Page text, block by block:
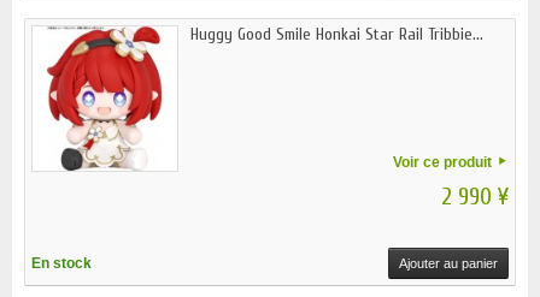
Huggy Good Smile Honkai Star Rail Tribbie...
Voir ce produit
2 990 ¥
En stock Ajouter au panier